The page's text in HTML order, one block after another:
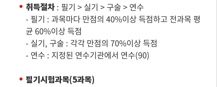
취득절차 : 필기 > 실기 > 구술 > 연수
- 필기 : 과목마다 만점의 40%이상 득점하고 전과목 평
균 60%이상 득점
- 실기, 구술 : 각각 만점의 70%이상 득점
- 연수 : 지정된 연수기관에서 연수(90)
필기시험과목(5과목)